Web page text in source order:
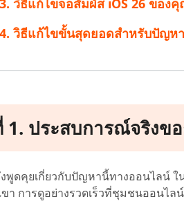
วิธีแก้ไขจอสัมผัส iOS 26 ขอ
วิธีแก้ไขขั้นสุดยอดสำหรับปัญห
1. ประสบการณ์จริงข
พูดคุยเกี่ยวกับปัญหานี้ทางออนไลน์ ใ
ขา การดูอย่างรวดเร็วที่ชุมชนออนไ